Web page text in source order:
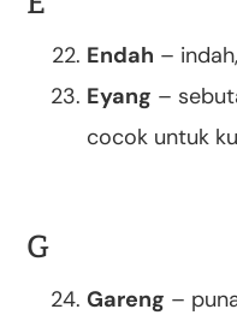
Endah –
Eyang –
cocok untuk
G
Gareng –